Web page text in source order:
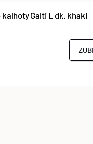
Galti L dk. khaki